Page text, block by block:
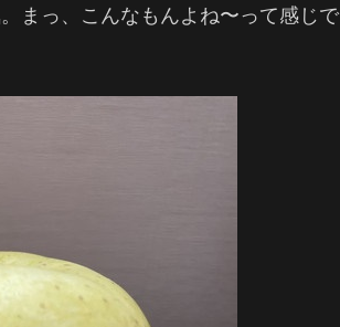
まっ、こんなもんよね〜って感じで